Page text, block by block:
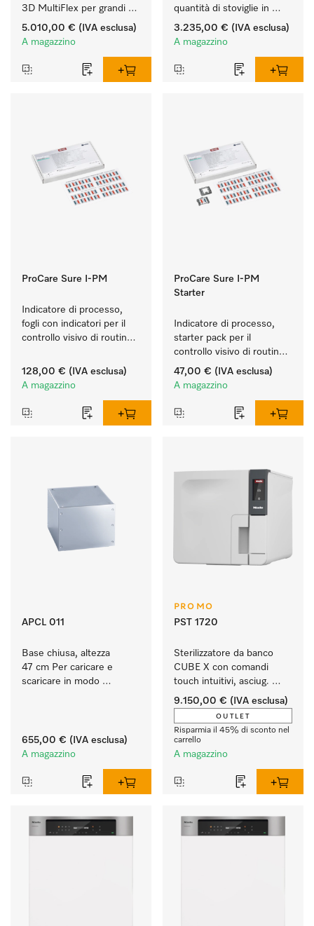
3D MultiFlex per grandi
quantità di stoviglie in
case e cucine di studi,
5.010,00 € (IVA esclusa)
A magazzino
quantità di stoviglie in
case e cucine di studi,
circoli, uffici.
3.235,00 € (IVA esclusa)
A magazzino
ProCare Sure I-PM
Indicatore di processo,
fogli con indicatori per il
controllo visivo di routine
disinfezione.
128,00 € (IVA esclusa)
A magazzino
ProCare Sure I-PM
Starter
Indicatore di processo,
starter pack per il
controllo visivo di routine
nel processo di lavaggio e
disinfezione.
47,00 € (IVA esclusa)
A magazzino
APCL 011
Base chiusa, altezza
47 cm Per caricare e
scaricare in modo
655,00 € (IVA esclusa)
A magazzino
PROMO
PST 1720
Sterilizzatore da banco
CUBE X con comandi
touch intuitivi, asciug.
EcoDry e capacità di
4,5 kg di strumenti.
9.150,00 € (IVA esclusa)
OUTLET
Risparmia il 45% di sconto nel
carrello
A magazzino